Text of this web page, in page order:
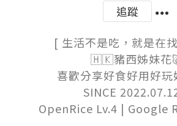
追蹤
[ 生活不是吃，就是在
🇭🇰豬西姊妹花
喜歡分享好食好用好玩
SINCE
OpenRice Lv.4 | Google